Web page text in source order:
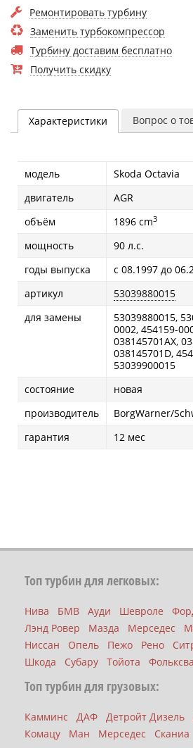
Ремонтировать турбину
Заменить турбокомпрессор
Турбину доставим бесплатно
Получить скидку
Характеристики Вопрос о
модель
Skoda Octavia
двигатель
AGR
объём
1896 cm3
мощность
90 л.с.
годы выпуска
с 08.1997 до
артикул
53039880015
для замены
53039880015,
0002, 454159-
038145701AX,
038145701D,
53039900015
состояние
новая
производитель
BorgWarner/
гарантия
12 мес
Топ турбин для легковых:
Нива БМВ Ауди Шевроле
Лэнд Ровер
Мазда Мерседес
Ниссан
Опель Пежо Рено
Шкода
Субару Тойота
Топ турбин для грузовых:
Камминс ДАФ Детройт Дизель
Комацу
Ман Мерседес Сканиа